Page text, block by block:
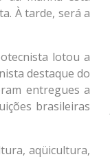
À tarde, será a
lotou a
destaque do
entregues a
brasileiras
aqüicultura,